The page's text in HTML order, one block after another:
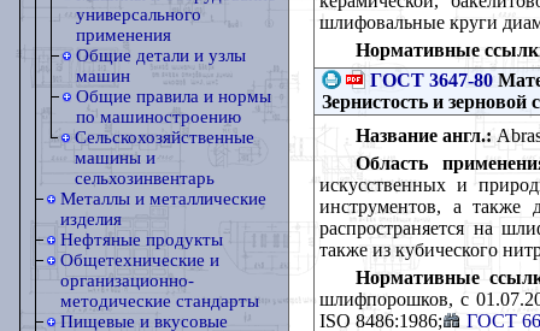
универсального
применения
Общие детали и узлы
машин
Общие правила и нормы
по машиностроению
Сельскохозяйственные
машины и
сельхозинвентарь
Металлы и металлические
изделия
Нефтяные продукты
Общетехнические и
организационно-
методические стандарты
Пищевые и вкусовые
шлифовальные круги
Нормативные
ГОСТ 3647-80
Зернистость и
Название англ.:
Область
искусственных и
инструментов, а также
распространяется на
также из кубического
Нормативные
шлифпорошков, с
ISO 8486:1986;
ГОСТ